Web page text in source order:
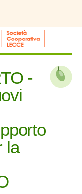
-
la